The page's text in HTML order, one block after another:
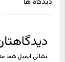
نشانی ایمیل شما
شده‌اند*